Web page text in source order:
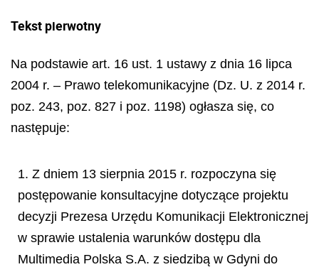
Tekst pierwotny
Na podstawie art. 16 ust. 1 ustawy z dnia 16 lipca
2004 r. – Prawo telekomunikacyjne (Dz. U. z 2014 r.
poz. 243, poz. 827 i poz. 1198) ogłasza się, co
następuje:
1. Z dniem 13 sierpnia 2015 r. rozpoczyna się
postępowanie konsultacyjne dotyczące projektu
decyzji Prezesa Urzędu Komunikacji Elektronicznej
w sprawie ustalenia warunków dostępu dla
Multimedia Polska S.A. z siedzibą w Gdyni do